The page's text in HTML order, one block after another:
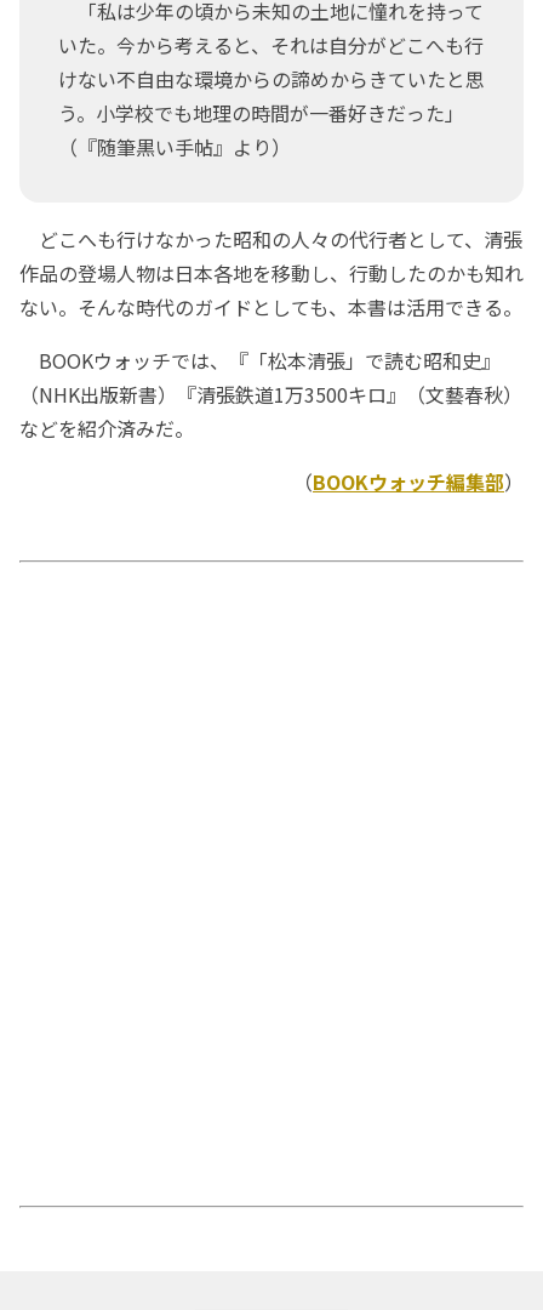
「私は少年の頃から未知の土地に憧れを持って
いた。今から考えると、それは自分がどこへも行
けない不自由な環境からの諦めからきていたと思
う。小学校でも地理の時間が一番好きだった」
（『随筆黒い手帖』より）
どこへも行けなかった昭和の人々の代行者として、清張
作品の登場人物は日本各地を移動し、行動したのかも知れ
ない。そんな時代のガイドとしても、本書は活用できる。
BOOKウォッチでは、『「松本清張」で読む昭和史』
（NHK出版新書）『清張鉄道1万3500キロ』（文藝春秋）
などを紹介済みだ。
（BOOKウォッチ編集部）